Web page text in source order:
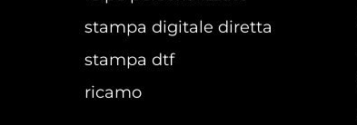
stampa digitale diretta
stampa dtf
ricamo